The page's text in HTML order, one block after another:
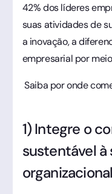
42% dos líderes
suas atividades de
a inovação, a
empresarial por
Saiba por onde
1) Integre o
sustentável à
organizacional